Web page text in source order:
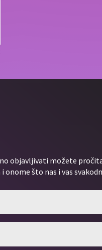
objavljivati možete
što nas i vas